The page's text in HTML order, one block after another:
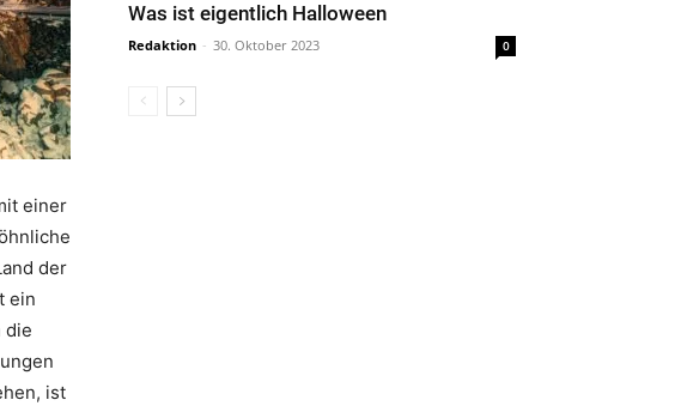
einer
der
ein
die
ist
Was ist eigentlich Halloween
Redaktion - 30. Oktober 2023 0